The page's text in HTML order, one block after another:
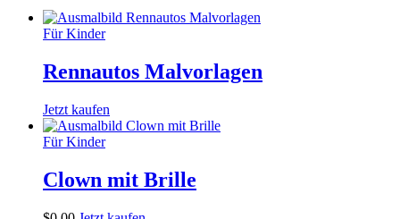
Für Kinder
Rennautos Malvorlagen
Jetzt kaufen
Für Kinder
Clown mit Brille